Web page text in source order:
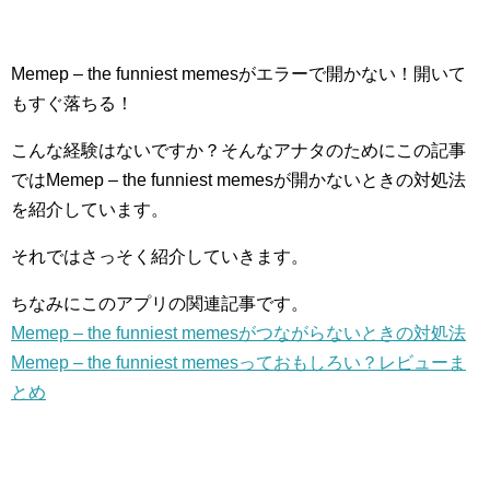
Memep – the funniest memesがエラーで開かない！開いて
もすぐ落ちる！
こんな経験はないですか？そんなアナタのためにこの記事
ではMemep – the funniest memesが開かないときの対処法
を紹介しています。
それではさっそく紹介していきます。
ちなみにこのアプリの関連記事です。
Memep – the funniest memesがつながらないときの対処法
Memep – the funniest memesっておもしろい？レビューま
とめ